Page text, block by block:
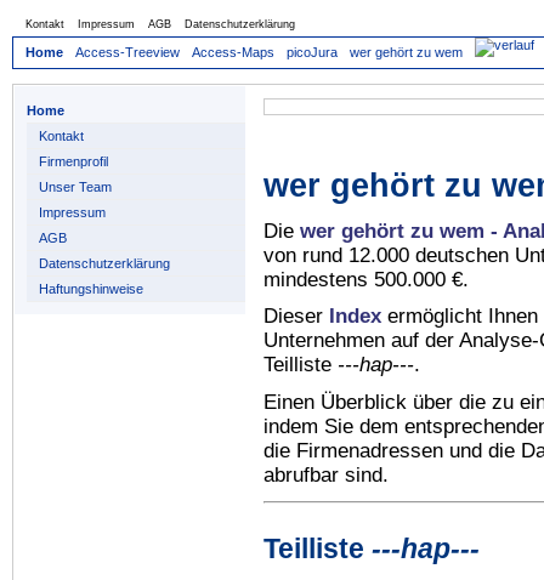
Kontakt Impressum AGB Datenschutzerklärung
Home Access-Treeview Access-Maps picoJura wer gehört zu wem
Home
Kontakt
Firmenprofil
Unser Team
Impressum
AGB
Datenschutzerklärung
Haftungshinweise
wer gehört zu
Die wer gehört zu wem -
von rund 12.000 deutschen
mindestens 500.000 €.
Dieser Index ermöglicht
Unternehmen auf der
Teilliste ---hap---.
Einen Überblick über die zu
indem Sie dem
die Firmenadressen und die
abrufbar sind.
Teilliste ---hap---